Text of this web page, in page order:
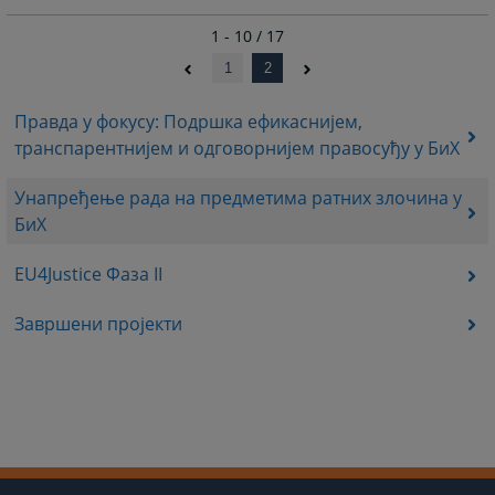
Правда у фокусу: Подршка ефикаснијем,
транспарентнијем и одговорнијем правосуђу у БиХ
Унапређење рада на предметима ратних злочина у
БиХ
EU4Justice Фаза II
Завршени пројекти
1 - 10 / 17
1 2